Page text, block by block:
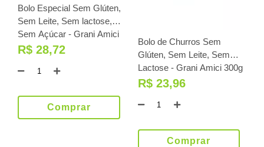
Bolo Especial Sem Glúten,
Sem Leite, Sem lactose,
Sem Açúcar - Grani Amici
300g
R$ 28,72
Comprar
Bolo de Churros Sem
Glúten, Sem Leite, Sem
Lactose - Grani Amici 300g
R$ 23,96
Comprar